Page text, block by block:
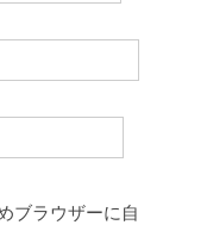
ブラウザーに自